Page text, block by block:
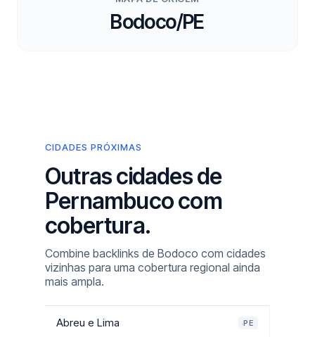
Bodoco/PE
CIDADES PRÓXIMAS
Outras cidades de
Pernambuco com
cobertura.
Combine backlinks de Bodoco com cidades
vizinhas para uma cobertura regional ainda
mais ampla.
Abreu e Lima PE